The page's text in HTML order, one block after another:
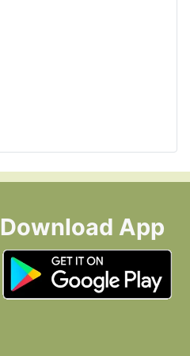
Download App